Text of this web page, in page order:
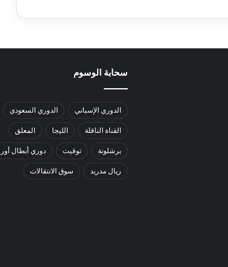
سحابة الوسوم
الدوري الإسباني الدوري السعودي
القناة الناقلة الليجا المعلق
برشلونة توقيت دوري أبطال
ريال مدريد سوق الانتقالات